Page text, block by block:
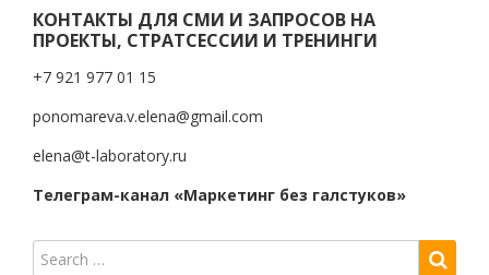
КОНТАКТЫ ДЛЯ СМИ И ЗАПРОСОВ НА
ПРОЕКТЫ, СТРАТСЕССИИ И ТРЕНИНГИ
+7 921 977 01 15
ponomareva.v.elena@gmail.com
elena@t-laboratory.ru
Телеграм-канал «Маркетинг без галстуков»